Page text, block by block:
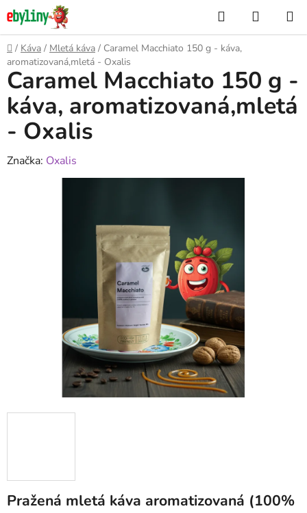
Přejít
na
obsah
Hledat
KOŠÍK
Domů
/ Káva / Mletá káva / Caramel Macchiato 150 g - káva,
aromatizovaná,mletá - Oxalis
Pražená mletá káva aromatizovaná (100%
Caramel Macchiato 150 g -
káva, aromatizovaná,mletá
- Oxalis
Značka: Oxalis